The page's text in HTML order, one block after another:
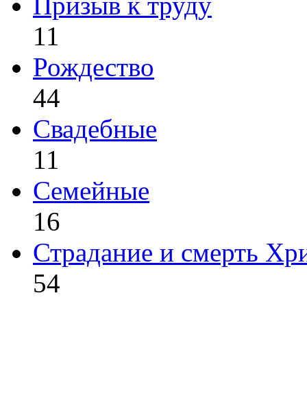
11
Рождество
44
Свадебные
11
Семейные
16
Страдание и смерть
54